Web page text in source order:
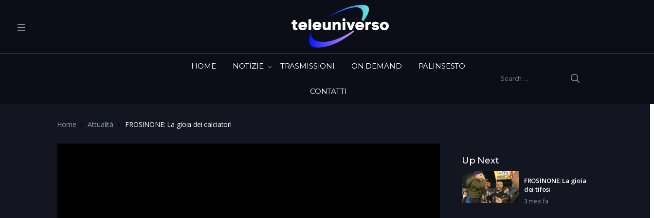
Search for:
HOME NOTIZIE TRASMISSIONI ON DEMAND PALINSESTO
CONTATTI
Home Attualità FROSINONE: La gioia dei calciatori
Up Next
FROSINONE: La gioia
dei tifosi
3 mesi fa